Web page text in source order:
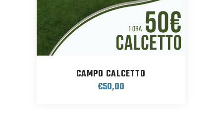
CAMPO CALCETTO
€50,00